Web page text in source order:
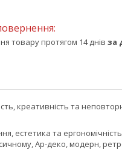
товару протягом 14 днів за
креативність та
естетика та
Ар-деко, модерн,